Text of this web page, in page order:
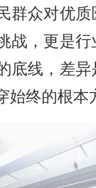
群众对优
，更是行
底线，差
始终的根本